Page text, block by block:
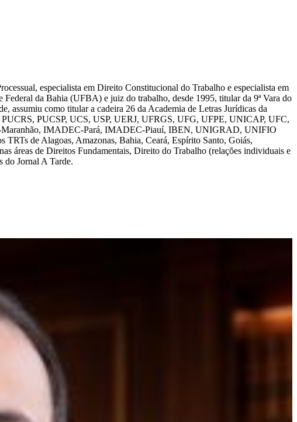
especialista em Direito Constitucional do Trabalho e especialista em
da Bahia (UFBA) e juiz do trabalho, desde 1995, titular da 9ª Vara do
assumiu como titular a cadeira 26 da Academia de Letras Jurídicas da
PUCRS, PUCSP, UCS, USP, UERJ, UFRGS, UFG, UFPE, UNICAP, UFC,
IMADEC-Pará, IMADEC-Piauí, IBEN, UNIGRAD, UNIFIO
de Alagoas, Amazonas, Bahia, Ceará, Espírito Santo, Goiás,
áreas de Direitos Fundamentais, Direito do Trabalho (relações individuais e
do Jornal A Tarde.